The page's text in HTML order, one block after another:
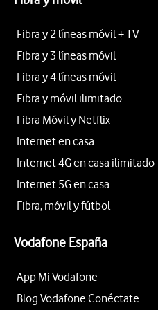
Fibra y 2 líneas móvil + TV
Fibra y 3 líneas móvil
Fibra y 4 líneas móvil
Fibra y móvil ilimitado
Fibra Móvil y Netflix
Internet en casa
Internet 4G en casa ilimitado
Internet 5G en casa
Fibra, móvil y fútbol
Vodafone España
App Mi Vodafone
Blog Vodafone Conéctate